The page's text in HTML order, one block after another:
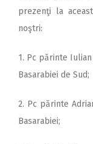
prezenţi la
noştri:
1. Pc părinte
Basarabiei de Sud;
2. Pc părinte
Basarabiei;